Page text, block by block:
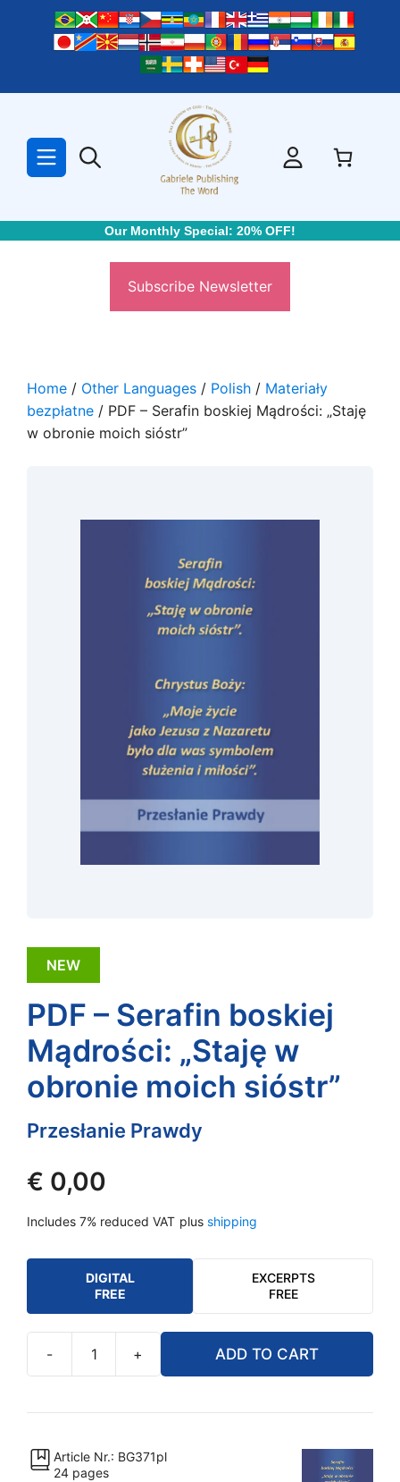
Our Monthly Special: 20% OFF!
Subscribe Newsletter
Home / Other Languages / Polish / Materiały
bezpłatne / PDF – Serafin boskiej Mądrości: „Staję
w obronie moich sióstr”
NEW
PDF – Serafin boskiej
Mądrości: „Staję w
obronie moich sióstr”
Przesłanie Prawdy
€ 0,00
Includes 7% reduced VAT plus shipping
DIGITAL
FREE
EXCERPTS
FREE
-
Serafin
Mądrości:
+ ADD TO CART
Article Nr.: BG371pl
24 pages